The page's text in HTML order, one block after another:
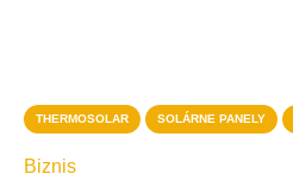
THERMOSOLAR SOLÁRNE PANELY
Biznis